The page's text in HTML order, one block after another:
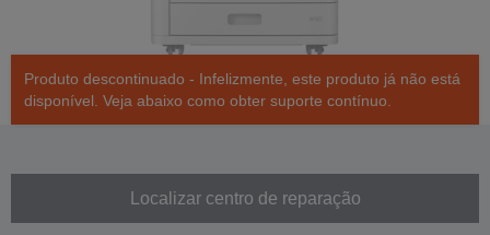
Produto descontinuado - Infelizmente, este produto já não está
disponível. Veja abaixo como obter suporte contínuo.
Localizar centro de reparação